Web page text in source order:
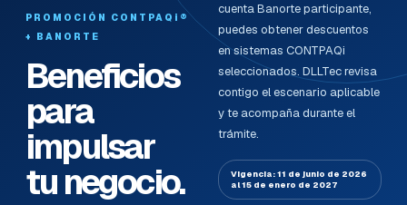
PROMOCIÓN CONTPAQi®
+ BANORTE
Beneficios
para
impulsar
tu negocio.
cuenta Banorte participante,
puedes obtener descuentos
en sistemas CONTPAQi
seleccionados. DLLTec revisa
contigo el escenario aplicable
y te acompaña durante el
trámite.
Vigencia: 11 de junio de 2026
al 15 de enero de 2027